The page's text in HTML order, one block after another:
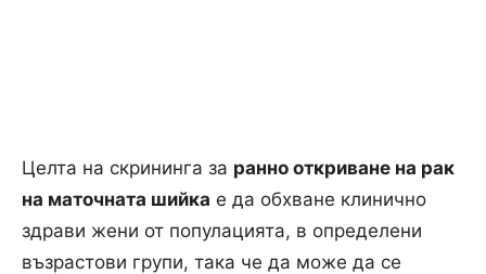
Целта на скрининга за ранно откриване на рак
на маточната шийка е да обхване клинично
здрави жени от популацията, в определени
възрастови групи, така че да може да се